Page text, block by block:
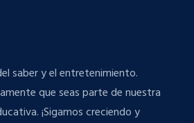
saber y el entretenimiento.
que seas parte de nuestra
¡Sigamos creciendo y